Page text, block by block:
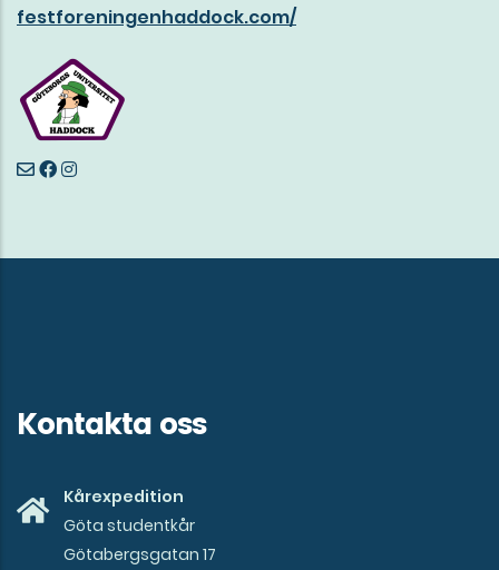
festforeningenhaddock.com/
Kontakta oss
Kårexpedition
Göta studentkår
Götabergsgatan 17